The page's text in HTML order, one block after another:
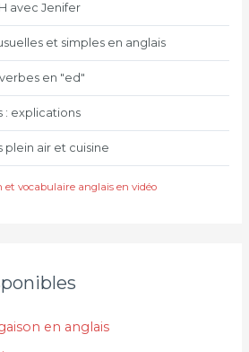
avec Jenifer
et simples en anglais
en "ed"
: explications
plein air et cuisine
vocabulaire anglais en vidéo
en anglais